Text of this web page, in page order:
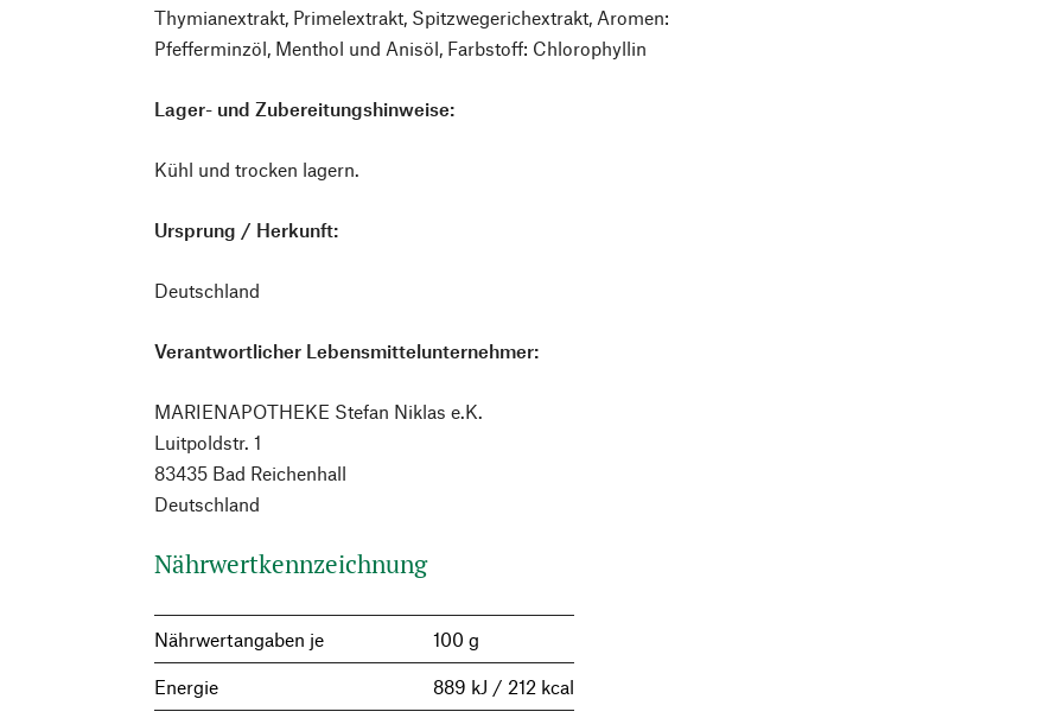
Thymianextrakt, Primelextrakt, Spitzwegerichextrakt, Aromen:
Pfefferminzöl, Menthol und Anisöl, Farbstoff: Chlorophyllin
Lager- und Zubereitungshinweise:
Kühl und trocken lagern.
Ursprung / Herkunft:
Deutschland
Verantwortlicher Lebensmittelunternehmer:
MARIENAPOTHEKE Stefan Niklas e.K.
Luitpoldstr. 1
83435 Bad Reichenhall
Deutschland
Nährwertkennzeichnung
Nährwertangaben je 100 g
Energie 889 kJ / 212 kcal